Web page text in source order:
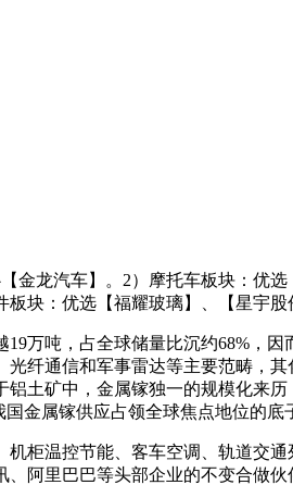
汽车】。2）摩托车板块：优选
块：优选【福耀玻璃】、【星宇股
吨，占全球储量比沉约68%，因
纤通信和军事雷达等主要范畴，
土矿中，金属镓独一的规模化来
金属镓供应占领全球焦点地位的底
温控节能、客车空调、轨道交
阿里巴巴等头部企业的不变合做